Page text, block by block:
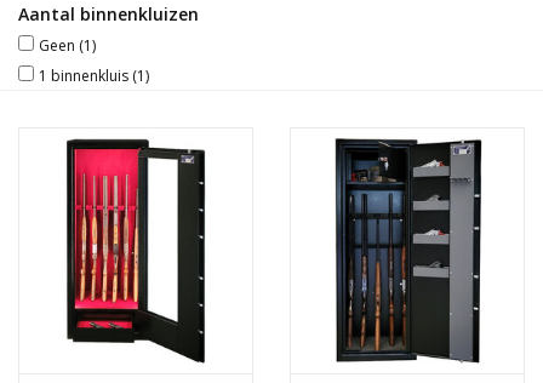
Aantal binnenkluizen
Geen (1)
1 binnenkluis (1)